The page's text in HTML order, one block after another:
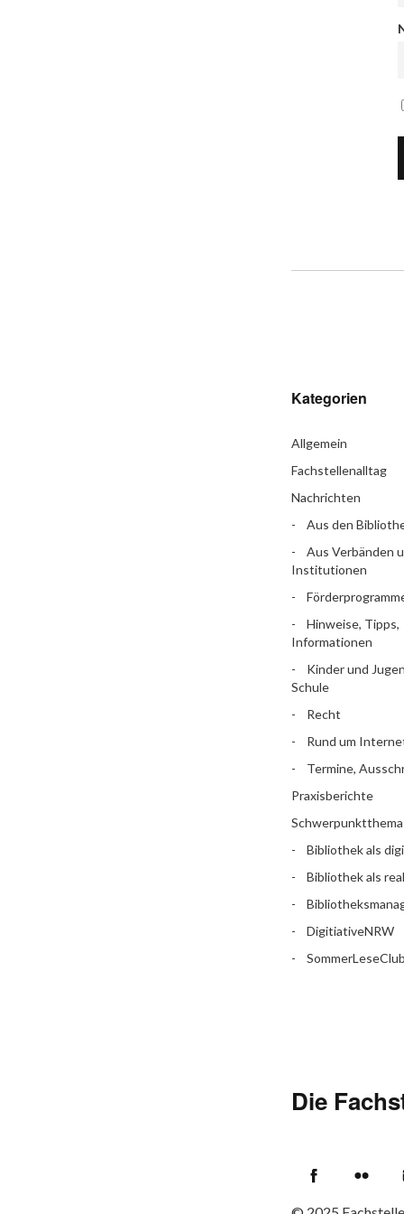
Kategorien
Allgemein
Fachstellenalltag
Nachrichten
Aus den
Aus Verbänden
Institutionen
Hinweise, Tipps,
Informationen
Kinder und
Schule
Recht
Rund um
Termine,
Praxisberichte
Schwerpunktthema
Bibliothek als
Bibliothek als
DigitiativeNRW
Die